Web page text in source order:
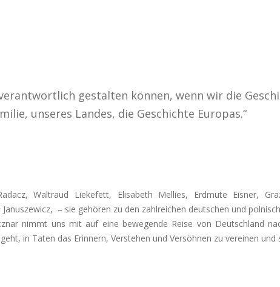
gestalten können, wenn wir die
unseres Landes, die Geschichte Europas.“
Waltraud Liekefett, Elisabeth Mellies, Erdmute Eisner,
Januszewicz, – sie gehören zu den zahlreichen deutschen und
nimmt uns mit auf eine bewegende Reise von Deutschland
in Taten das Erinnern, Verstehen und Versöhnen zu vereinen